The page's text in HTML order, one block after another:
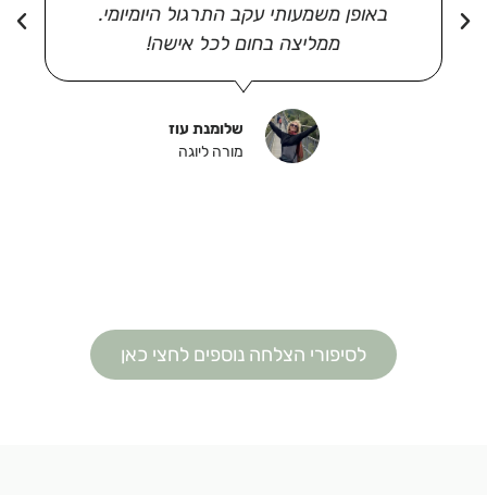
באופן משמעותי עקב התרגול היומיומי.
ממליצה בחום לכל אישה!
שלומנת עוז
מורה ליוגה
לסיפורי הצלחה נוספים לחצי כאן